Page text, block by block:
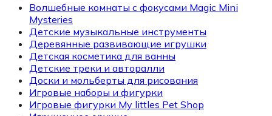
Волшебные комнаты с фокусами Magic Mini
Mysteries
Детские музыкальные инструменты
Деревянные развивающие игрушки
Детская косметика для ванны
Детские треки и авторалли
Доски и мольберты для рисования
Игровые наборы и фигурки
Игровые фигурки My littles Pet Shop